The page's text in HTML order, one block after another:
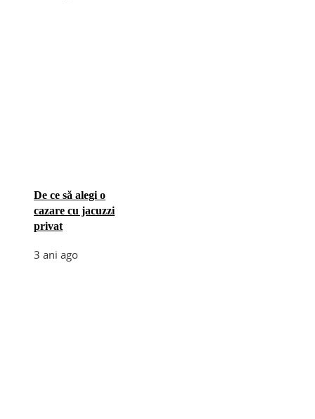
De ce să alegi o
cazare cu jacuzzi
privat
3 ani ago